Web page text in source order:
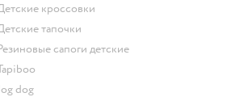
Детские кроссовки
Детские тапочки
Резиновые сапоги детские
Tapiboo
Jog dog